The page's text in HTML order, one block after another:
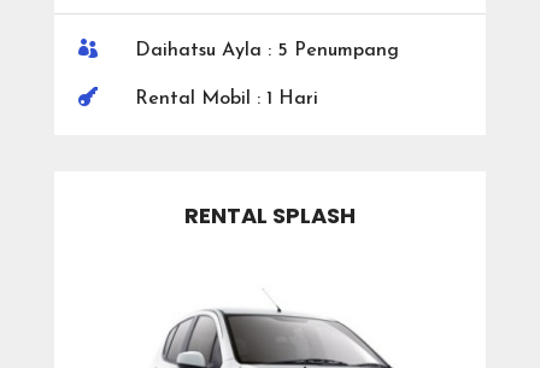
 Daihatsu Ayla : 5 Penumpang
 Rental Mobil : 1 Hari
RENTAL SPLASH